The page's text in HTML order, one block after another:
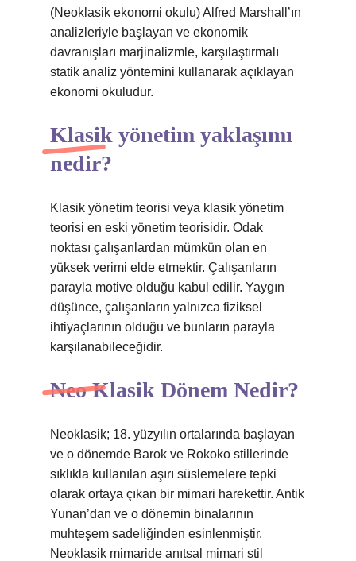
(Neoklasik ekonomi okulu) Alfred Marshall’ın
analizleriyle başlayan ve ekonomik
davranışları marjinalizmle, karşılaştırmalı
statik analiz yöntemini kullanarak açıklayan
ekonomi okuludur.
Klasik yönetim yaklaşımı
nedir?
Klasik yönetim teorisi veya klasik yönetim
teorisi en eski yönetim teorisidir. Odak
noktası çalışanlardan mümkün olan en
yüksek verimi elde etmektir. Çalışanların
parayla motive olduğu kabul edilir. Yaygın
düşünce, çalışanların yalnızca fiziksel
ihtiyaçlarının olduğu ve bunların parayla
karşılanabileceğidir.
Neo Klasik Dönem Nedir?
Neoklasik; 18. yüzyılın ortalarında başlayan
ve o dönemde Barok ve Rokoko stillerinde
sıklıkla kullanılan aşırı süslemelere tepki
olarak ortaya çıkan bir mimari harekettir. Antik
Yunan’dan ve o dönemin binalarının
muhteşem sadeliğinden esinlenmiştir.
Neoklasik mimaride anıtsal mimari stil